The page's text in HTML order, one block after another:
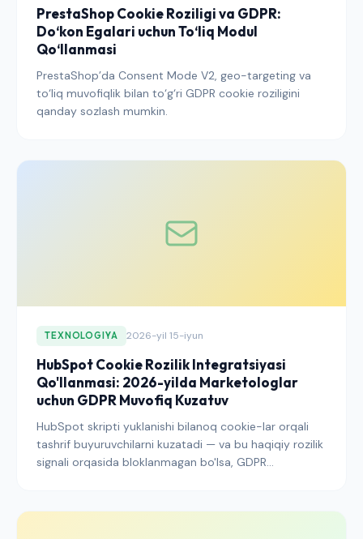
PrestaShop Cookie Roziligi va GDPR:
Do‘kon Egalari uchun To‘liq Modul
Qo‘llanmasi
PrestaShop’da Consent Mode V2, geo-targeting va
to‘liq muvofiqlik bilan to‘g‘ri GDPR cookie roziligini
qanday sozlash mumkin.
TEXNOLOGIYA 2026-yil 15-iyun
HubSpot Cookie Rozilik Integratsiyasi
Qo'llanmasi: 2026-yilda Marketologlar
uchun GDPR Muvofiq Kuzatuv
HubSpot skripti yuklanishi bilanoq cookie-lar orqali
tashrif buyuruvchilarni kuzatadi — va bu haqiqiy rozilik
signali orqasida bloklanmagan bo'lsa, GDPR
auditga tayyor bo'lish haqida ma'lumot olasiz.